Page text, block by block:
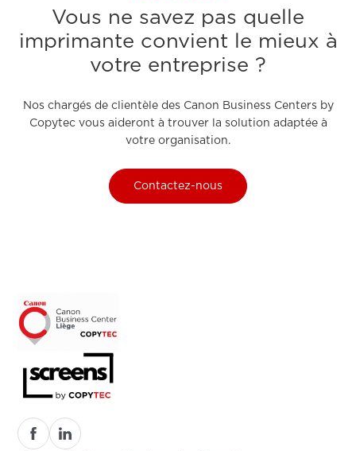
Vous ne savez pas quelle
imprimante convient le mieux à
votre entreprise ?
Nos chargés de clientèle des Canon Business Centers by
Copytec vous aideront à trouver la solution adaptée à
votre organisation.
Contactez-nous